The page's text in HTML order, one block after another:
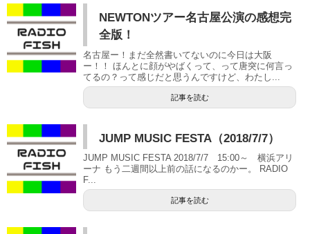
NEWTONツアー名古屋公演の感想完
全版！
名古屋ー！まだ全然書いてないのに今日は大阪
ー！！ ほんとに顔がやばくって、って唐突に何言っ
てるの？って感じだと思うんですけど、わたし...
記事を読む
JUMP MUSIC FESTA（2018/7/7）
JUMP MUSIC FESTA 2018/7/7 15:00～ 横浜アリ
ーナ もう二週間以上前の話になるのかー。 RADIO
F...
記事を読む